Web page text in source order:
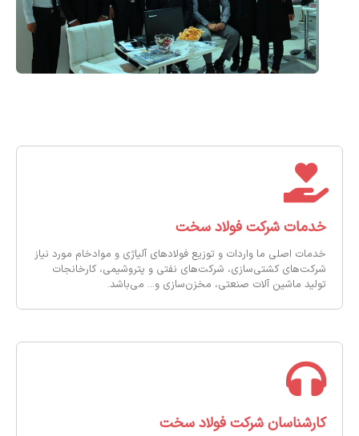
خدمات شرکت فولاد سخت
خدمات اصلی ما واردات و توزیع فولادهای آلیاژی و موادخام مورد نیاز
شرکت‌های کشتی‌سازی، شرکت‌های نفتی و پتروشیمی، کارخانجات
تولید ماشین آلات صنعتی، مخزن‌سازی و... می‌باشد.
کارشناسان شرکت فولاد سخت